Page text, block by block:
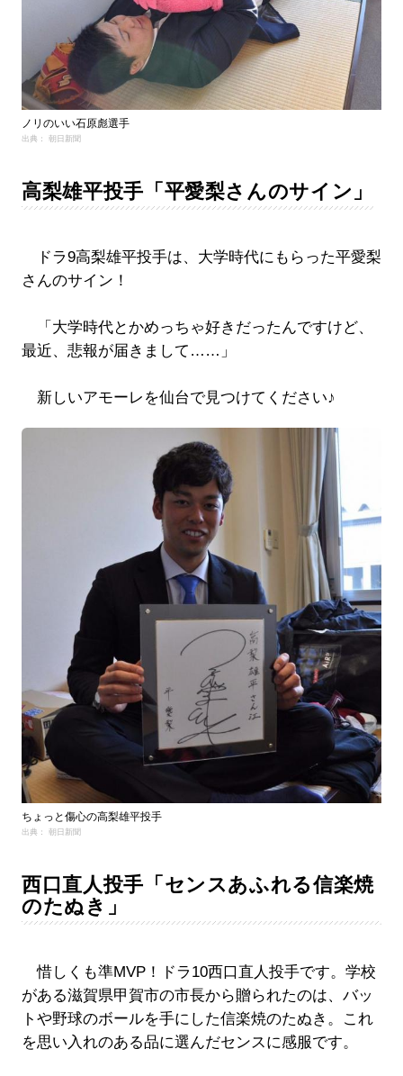
ノリのいい石原彪選手
出典： 朝日新聞
高梨雄平投手「平愛梨さんのサイン」
ドラ9高梨雄平投手は、大学時代にもらった平愛梨
さんのサイン！
「大学時代とかめっちゃ好きだったんですけど、
最近、悲報が届きまして……」
新しいアモーレを仙台で見つけてください♪
ちょっと傷心の高梨雄平投手
出典： 朝日新聞
西口直人投手「センスあふれる信楽焼
のたぬき」
惜しくも準MVP！ドラ10西口直人投手です。学校
がある滋賀県甲賀市の市長から贈られたのは、バッ
トや野球のボールを手にした信楽焼のたぬき。これ
を思い入れのある品に選んだセンスに感服です。